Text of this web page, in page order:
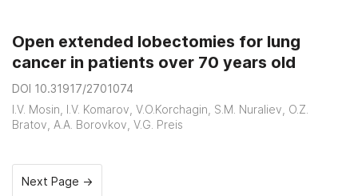
Open extended lobectomies for lung
cancer in patients over 70 years old
DOI 10.31917/2701074
I.V. Mosin, I.V. Komarov, V.O.Korchagin, S.M. Nuraliev, О.Z.
Bratov, А.А. Borovkov, V.G. Preis
Next Page →